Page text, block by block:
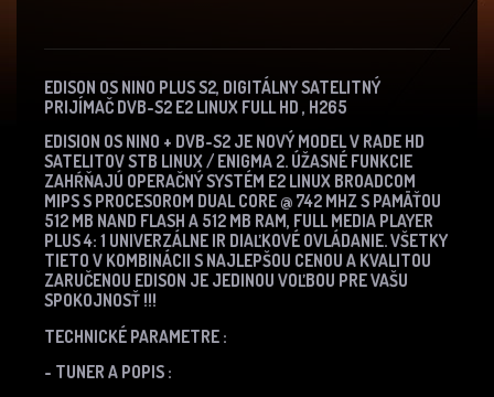
EDISON OS NINO PLUS S2, DIGITÁLNY SATELITNÝ
PRIJÍMAČ DVB-S2 E2 LINUX FULL HD , H265
EDISION OS NINO + DVB-S2 JE NOVÝ MODEL V RADE HD
SATELITOV STB LINUX / ENIGMA 2. ÚŽASNÉ FUNKCIE
ZAHŔŇAJÚ OPERAČNÝ SYSTÉM E2 LINUX BROADCOM
MIPS S PROCESOROM DUAL CORE @ 742 MHZ S PAMÄŤOU
512 MB NAND FLASH A 512 MB RAM, FULL MEDIA PLAYER
PLUS 4: 1 UNIVERZÁLNE IR DIAĽKOVÉ OVLÁDANIE.VŠETKY
TIETO V KOMBINÁCII S NAJLEPŠOU CENOU A KVALITOU
ZARUČENOU EDISON JE JEDINOU VOĽBOU PRE VAŠU
SPOKOJNOSŤ !!!
TECHNICKÉ PARAMETRE :
- TUNER A POPIS :